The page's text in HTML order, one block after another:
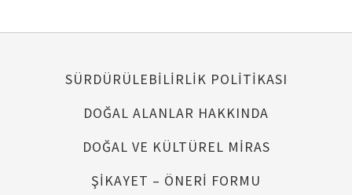
SÜRDÜRÜLEBİLİRLİK POLİTİKASI
DOĞAL ALANLAR HAKKINDA
DOĞAL VE KÜLTÜREL MİRAS
ŞİKAYET – ÖNERİ FORMU